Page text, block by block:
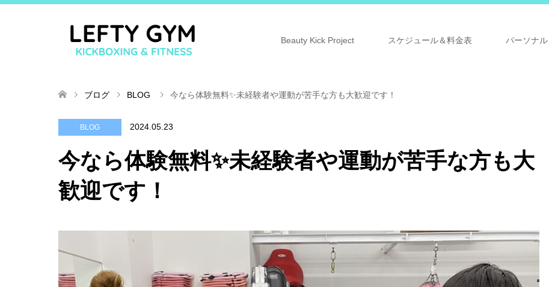
Beauty Kick Project スケジュール＆料金表 パーソナ
ブログ BLOG 今なら体験無料✨未経験者や運動が苦手な方も大歓迎です！
BLOG 2024.05.23
今なら体験無料✨未経験者や運動が苦手な方も大
歓迎です！